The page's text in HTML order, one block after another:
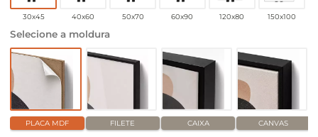
30x45 40x60 50x70 60x90 120x80 150x100
Selecione a moldura
PLACA MDF FILETE CAIXA CANVAS